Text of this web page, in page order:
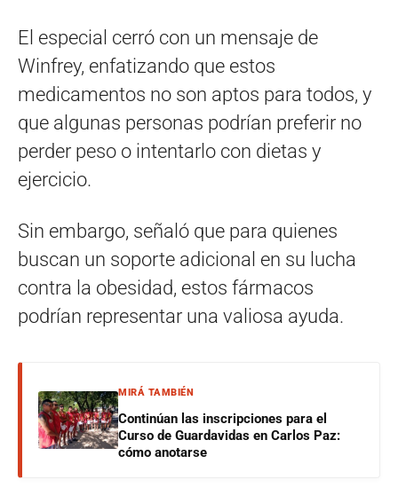
El especial cerró con un mensaje de
Winfrey, enfatizando que estos
medicamentos no son aptos para todos, y
que algunas personas podrían preferir no
perder peso o intentarlo con dietas y
ejercicio.
Sin embargo, señaló que para quienes
buscan un soporte adicional en su lucha
contra la obesidad, estos fármacos
podrían representar una valiosa ayuda.
MIRÁ TAMBIÉN
Continúan las inscripciones para el
Curso de Guardavidas en Carlos Paz:
cómo anotarse